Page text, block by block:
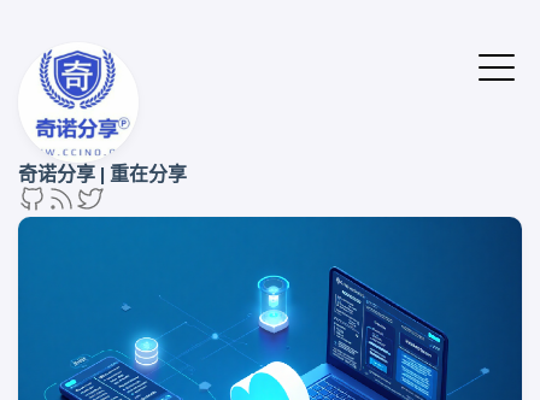
奇诺分享 | 重在分享